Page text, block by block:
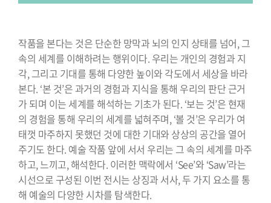
작품을 본다는 것은 단순한 망막과 뇌의 인지 상태를 넘어, 그
속의 세계를 이해하려는 행위이다. 우리는 개인의 경험과 지
각, 그리고 기대를 통해 다양한 높이와 각도에서 세상을 바라
본다. ‘본 것’은 과거의 경험과 지식을 통해 우리의 판단 근거
가 되며 이는 세계를 해석하는 기초가 된다. ‘보는 것’은 현재
의 경험을 통해 우리의 세계를 넓혀주며, ‘볼 것’은 우리가 여
태껏 마주하지 못했던 것에 대한 기대와 상상의 공간을 열어
주기도 한다. 예술 작품 앞에 서서 우리는 그 속의 세계를 마주
하고, 느끼고, 해석한다. 이러한 맥락에서 ‘See’와 ‘Saw’라는
시선으로 구성된 이번 전시는 상징과 서사, 두 가지 요소를 통
해 예술의 다양한 시차를 탐색한다.